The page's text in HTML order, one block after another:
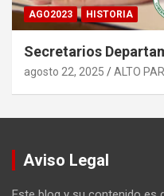
AGO2023 HISTORIA
Secretarios
agosto 22, 2025 ALTO
Aviso Legal